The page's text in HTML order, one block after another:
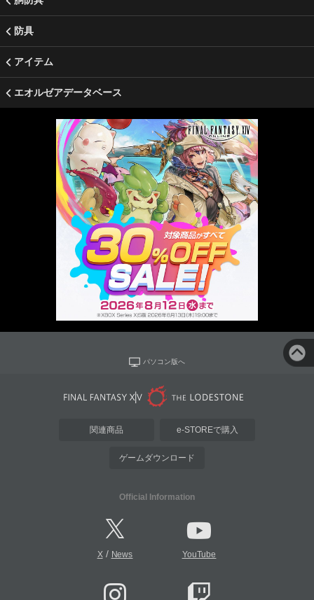
防具
アイテム
エオルゼアデータベース
パソコン版へ
関連商品 e-STOREで購入
ゲームダウンロード
Official Information
X/ News YouTube